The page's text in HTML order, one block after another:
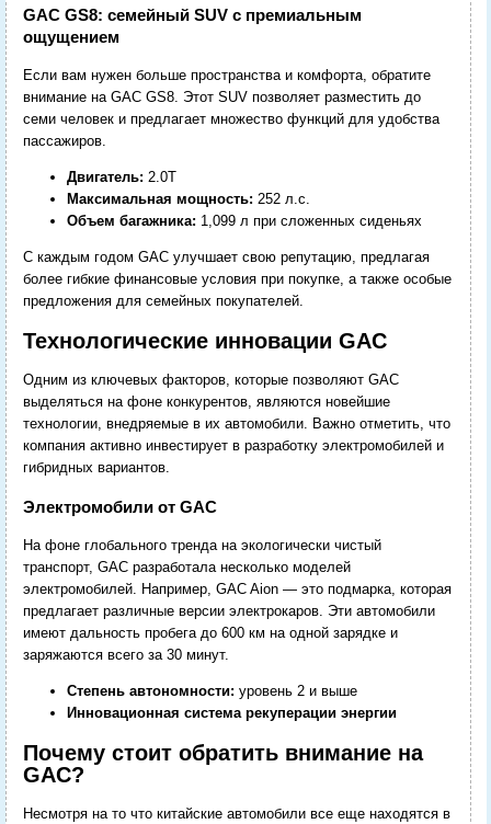
GAC GS8: семейный SUV с премиальным
ощущением
Если вам нужен больше пространства и комфорта, обратите
внимание на GAC GS8. Этот SUV позволяет разместить до
семи человек и предлагает множество функций для удобства
пассажиров.
Двигатель: 2.0T
Максимальная мощность: 252 л.с.
Объем багажника: 1,099 л при сложенных сиденьях
С каждым годом GAC улучшает свою репутацию, предлагая
более гибкие финансовые условия при покупке, а также особые
предложения для семейных покупателей.
Технологические инновации GAC
Одним из ключевых факторов, которые позволяют GAC
выделяться на фоне конкурентов, являются новейшие
технологии, внедряемые в их автомобили. Важно отметить, что
компания активно инвестирует в разработку электромобилей и
гибридных вариантов.
Электромобили от GAC
На фоне глобального тренда на экологически чистый
транспорт, GAC разработала несколько моделей
электромобилей. Например, GAC Aion — это подмарка, которая
предлагает различные версии электрокаров. Эти автомобили
имеют дальность пробега до 600 км на одной зарядке и
заряжаются всего за 30 минут.
Степень автономности: уровень 2 и выше
Инновационная система рекуперации энергии
Почему стоит обратить внимание на
GAC?
Несмотря на то что китайские автомобили все еще находятся в